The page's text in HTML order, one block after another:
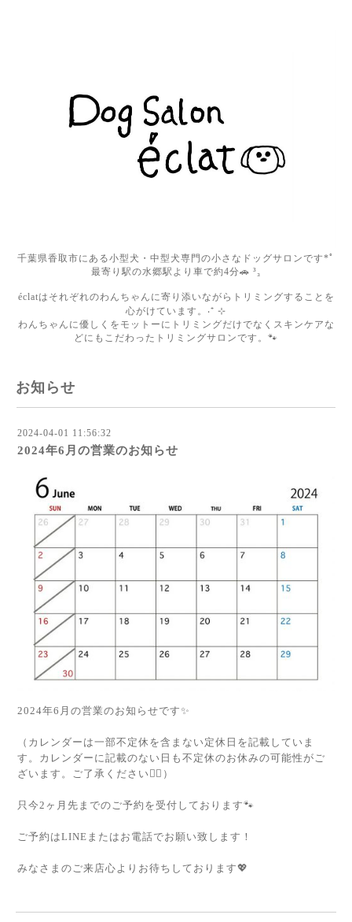
千葉県香取市にある小型犬・中型犬専門の小さなドッグサロンです*ﾟ
最寄り駅の水郷駅より車で約4分🚗 ³₃
éclatはそれぞれのわんちゃんに寄り添いながらトリミングすることを
心がけています。‧⁺ ⊹
わんちゃんに優しくをモットーにトリミングだけでなくスキンケアな
どにもこだわったトリミングサロンです。🐾
お知らせ
2024-04-01 11:56:32
2024年6月の営業のお知らせ
2024年6月の営業のお知らせです✨
（カレンダーは一部不定休を含まない定休日を記載していま
す。カレンダーに記載のない日も不定休のお休みの可能性がご
ざいます。ご了承ください🙇‍♀️）
只今2ヶ月先までのご予約を受付しております🐾
ご予約はLINEまたはお電話でお願い致します！
みなさまのご来店心よりお待ちしております💖